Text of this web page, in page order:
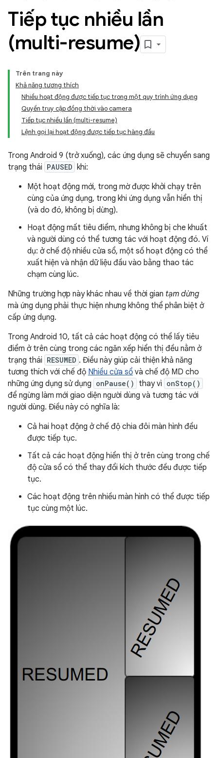
Tiếp tục nhiều lần
(multi-resume)
Trên trang này
Khả năng tương thích
Nhiều hoạt động được tiếp tục trong một quy trình ứng dụng
Quyền truy cập đồng thời vào camera
Tiếp tục nhiều lần (multi-resume)
Lệnh gọi lại hoạt động được tiếp tục hàng đầu
Trong Android 9 (trở xuống), các ứng dụng sẽ chuyển sang
trạng thái PAUSED khi:
Một hoạt động mới, trong mờ được khởi chạy trên
cùng của ứng dụng, trong khi ứng dụng vẫn hiển thị
(và do đó, không bị dừng).
Hoạt động mất tiêu điểm, nhưng không bị che khuất
và người dùng có thể tương tác với hoạt động đó. Ví
dụ: ở chế độ nhiều cửa sổ, một số hoạt động có thể
xuất hiện và nhận dữ liệu đầu vào bằng thao tác
chạm cùng lúc.
Những trường hợp này khác nhau về thời gian tạm dừng
mà ứng dụng phải thực hiện nhưng không thể phân biệt ở
cấp ứng dụng.
Trong Android 10, tất cả các hoạt động có thể lấy tiêu
điểm ở trên cùng trong các ngăn xếp hiển thị đều nằm ở
trạng thái RESUMED . Điều này giúp cải thiện khả năng
tương thích với chế độ Nhiều cửa sổ và chế độ MD cho
những ứng dụng sử dụng onPause() thay vì onStop()
để ngừng làm mới giao diện người dùng và tương tác với
người dùng. Điều này có nghĩa là:
Cả hai hoạt động ở chế độ chia đôi màn hình đều
được tiếp tục.
Tất cả các hoạt động hiển thị ở trên cùng trong chế
độ cửa sổ có thể thay đổi kích thước đều được tiếp
tục.
Các hoạt động trên nhiều màn hình có thể được tiếp
tục cùng một lúc.